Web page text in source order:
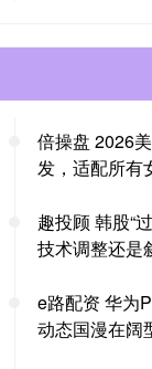
倍操盘 2026
发，适配所有
趣投顾 韩股“
技术调整还是
e路配资 华为
动态国漫在阔